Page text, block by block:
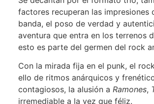
factores recuperan las impresiones
banda, el poso de verdad y
aventura que entra en los terrenos
esto es parte del germen del rock
Con la mirada fija en el punk, el
ello de ritmos anárquicos y
contagiosos, la alusión a Ramones,
irremediable a la vez que féliz.